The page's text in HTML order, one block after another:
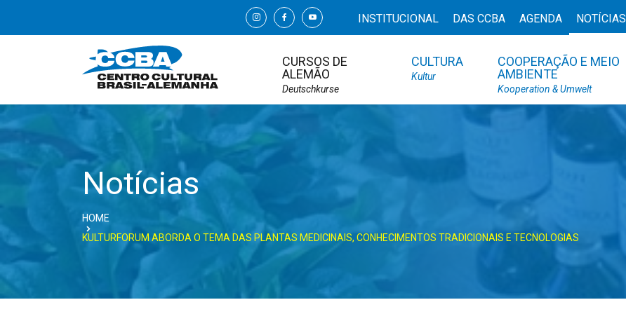
INSTITUCIONAL DAS CCBA AGENDA NOTÍCIAS
CURSOS DE
ALEMÃO
Deutschkurse
CULTURA
Kultur
COOPERAÇÃO E MEIO
AMBIENTE
Kooperation & Umwelt
Notícias
HOME
KULTURFORUM ABORDA O TEMA DAS PLANTAS MEDICINAIS, CONHECIMENTOS TRADICIONAIS E TECNOLOGIAS